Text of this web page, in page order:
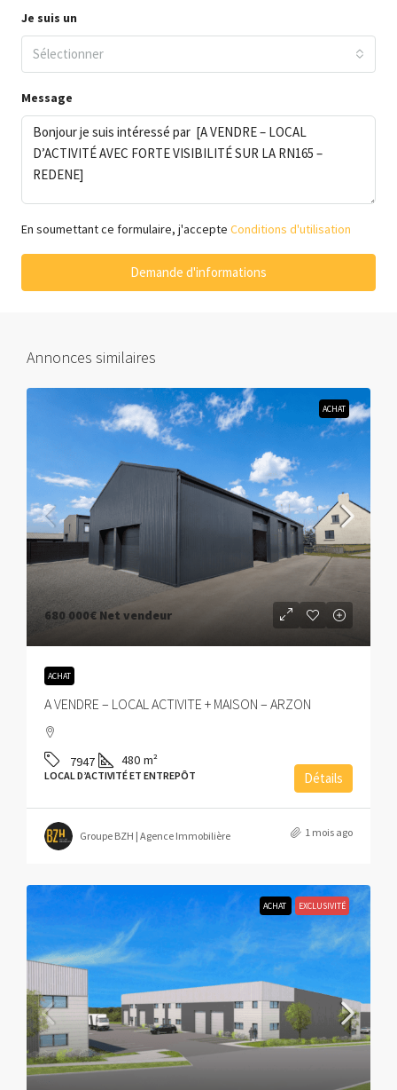
Je suis un
Sélectionner
Message
En soumettant ce formulaire, j'accepte Conditions d'utilisation
Demande d'informations
Annonces similaires
ACHAT
680 000€ Net vendeur
ACHAT
A VENDRE – LOCAL ACTIVITE + MAISON – ARZON
7947 480 m²
LOCAL D’ACTIVITÉ ET ENTREPÔT Détails
Groupe BZH | Agence Immobilière 1 mois ago
ACHAT EXCLUSIVITÉ